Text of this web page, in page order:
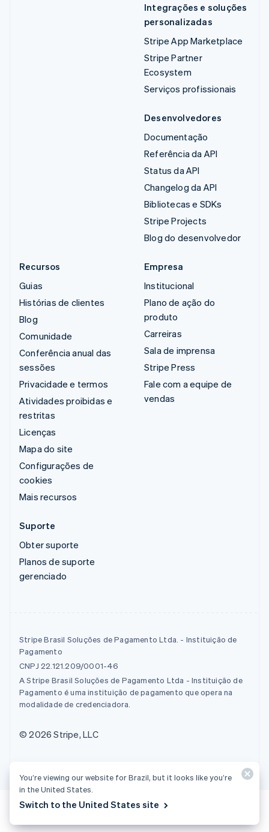
Integrações e soluções
personalizadas
Stripe App Marketplace
Stripe Partner
Ecosystem
Serviços profissionais
Desenvolvedores
Documentação
Referência da API
Status da API
Changelog da API
Bibliotecas e SDKs
Stripe Projects
Blog do desenvolvedor
Recursos
Guias
Histórias de clientes
Blog
Comunidade
Conferência anual das
sessões
Privacidade e termos
Atividades proibidas e
restritas
Licenças
Mapa do site
Configurações de
cookies
Mais recursos
Empresa
Institucional
Plano de ação do
produto
Carreiras
Sala de imprensa
Stripe Press
Fale com a equipe de
vendas
Suporte
Obter suporte
Planos de suporte
gerenciado
Stripe Brasil Soluções de Pagamento Ltda. - Instituição de
Pagamento
CNPJ 22.121.209/0001-46
A Stripe Brasil Soluções de Pagamento Ltda - Instituição de
Pagamento é uma instituição de pagamento que opera na
modalidade de credenciadora.
© 2026 Stripe, LLC
You’re viewing our website for Brazil, but it looks like you’re
in the United States.
Switch to the United States site